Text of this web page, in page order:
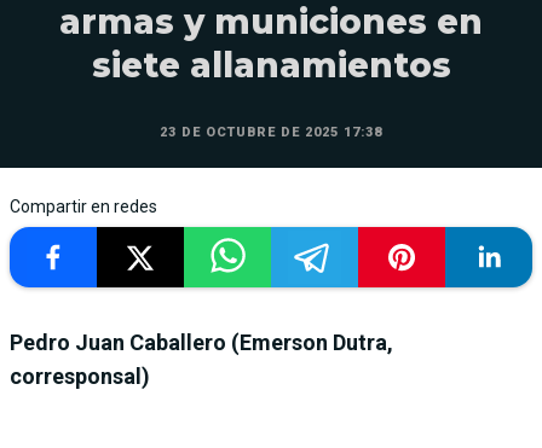
armas y municiones en
siete allanamientos
23 DE OCTUBRE DE 2025 17:38
Compartir en redes
Pedro Juan Caballero (Emerson Dutra,
corresponsal)